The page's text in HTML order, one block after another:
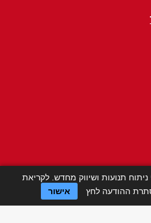
Click a Table
תנועות ושיווק מחדש. לקריאת
ההודעה לחץ אישור